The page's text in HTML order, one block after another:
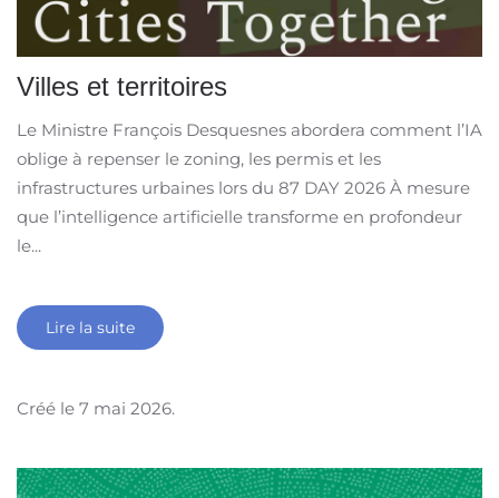
Villes et territoires
Le Ministre François Desquesnes abordera comment l’IA
oblige à repenser le zoning, les permis et les
infrastructures urbaines lors du 87 DAY 2026 À mesure
que l’intelligence artificielle transforme en profondeur
le...
Lire la suite
Créé le 7 mai 2026.